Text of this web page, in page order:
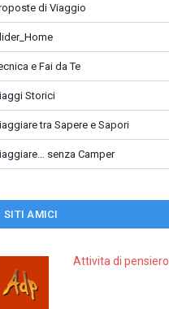
di Viaggio
e Fai da Te
Storici
tra Sapere e Sapori
senza Camper
SITI AMICI
Attivita di pensiero